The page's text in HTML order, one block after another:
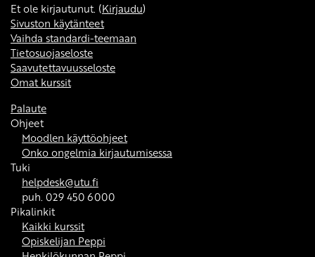
Et ole kirjautunut. (Kirjaudu)
Sivuston käytänteet
Vaihda standardi-teemaan
Tietosuojaseloste
Saavutettavuusseloste
Omat kurssit
Palaute
Ohjeet
Moodlen käyttöohjeet
Onko ongelmia kirjautumisessa
Tuki
helpdesk@utu.fi
puh. 029 450 6000
Pikalinkit
Kaikki kurssit
Opiskelijan Peppi